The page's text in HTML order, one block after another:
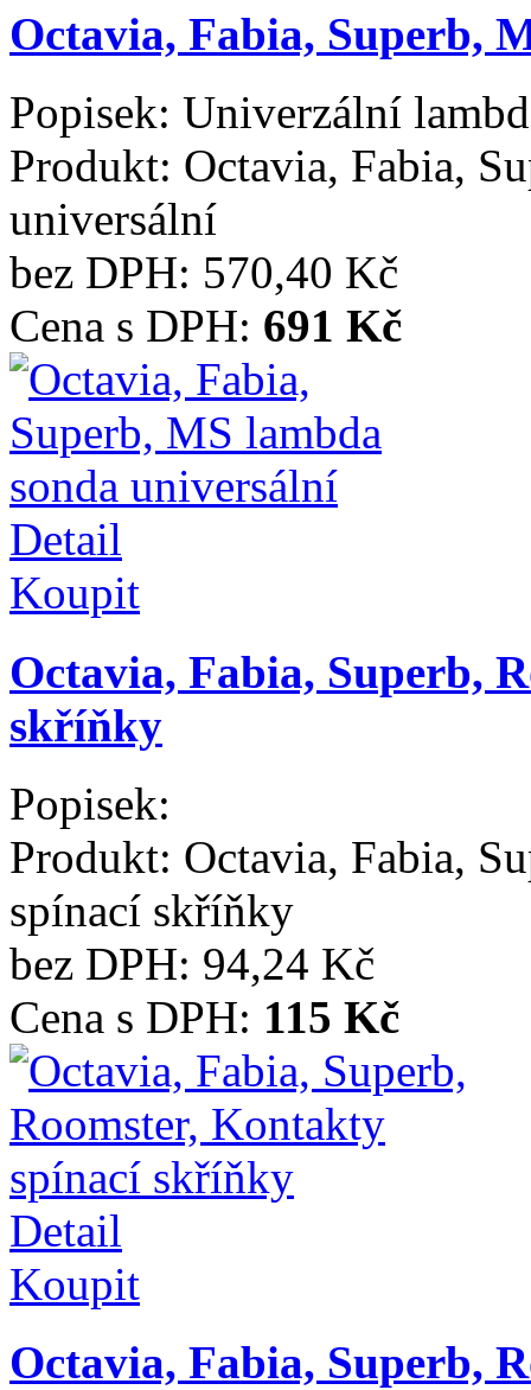
Octavia, Fabia, Superb,
Popisek: Univerzální
Produkt: Octavia, Fabia,
universální
bez DPH: 570,40 Kč
Cena s DPH: 691 Kč
Detail
Koupit
Octavia, Fabia, Superb,
skříňky
Popisek:
Produkt: Octavia, Fabia,
spínací skříňky
bez DPH: 94,24 Kč
Cena s DPH: 115 Kč
Detail
Koupit
Octavia, Fabia, Superb,